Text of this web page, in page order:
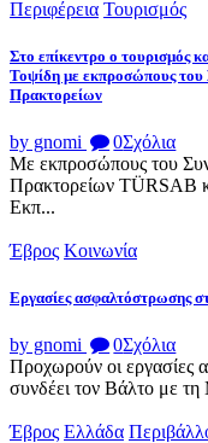
Περιφέρεια Τουρισμός
Στο επίκεντρο ο τουρισμός
Τοψίδη με εκπροσώπους
Πρακτορείων
by gnomi 0Σχόλια
Με εκπροσώπους του
Πρακτορείων TÜRSAB
Εκπ...
Έβρος Κοινωνία
Εργασίες ασφαλτόστρωσης
by gnomi 0Σχόλια
Προχωρούν οι εργασίες
συνδέει τον Βάλτο με
Έβρος Ελλάδα